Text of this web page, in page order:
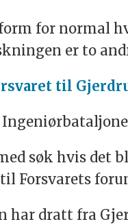
for normal
er to
til
søk hvis det
Forsvarets
har dratt fra